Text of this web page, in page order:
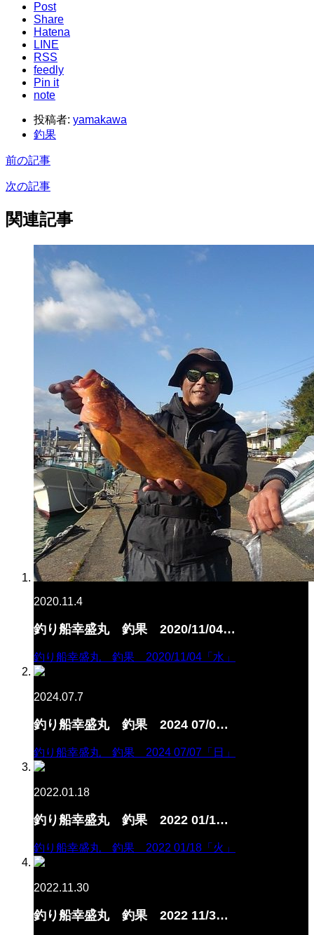
Post
Share
Hatena
LINE
RSS
feedly
Pin it
note
投稿者: yamakawa
釣果
前の記事
次の記事
関連記事
2020.11.4
釣り船幸盛丸 釣果 2020/11/04…
釣り船幸盛丸 釣果 2020/11/04「水」
2024.07.7
釣り船幸盛丸 釣果 2024 07/0…
釣り船幸盛丸 釣果 2024 07/07「日」
2022.01.18
釣り船幸盛丸 釣果 2022 01/1…
釣り船幸盛丸 釣果 2022 01/18「火」
2022.11.30
釣り船幸盛丸 釣果 2022 11/3…